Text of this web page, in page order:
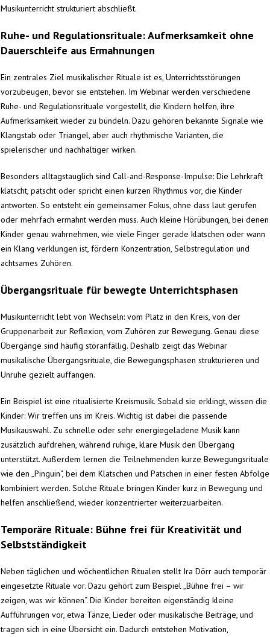
Musikunterricht strukturiert abschließt.
Ruhe- und Regulationsrituale: Aufmerksamkeit ohne
Dauerschleife aus Ermahnungen
Ein zentrales Ziel musikalischer Rituale ist es, Unterrichtsstörungen
vorzubeugen, bevor sie entstehen. Im Webinar werden verschiedene
Ruhe- und Regulationsrituale vorgestellt, die Kindern helfen, ihre
Aufmerksamkeit wieder zu bündeln. Dazu gehören bekannte Signale wie
Klangstab oder Triangel, aber auch rhythmische Varianten, die
spielerischer und nachhaltiger wirken.
Besonders alltagstauglich sind Call-and-Response-Impulse: Die Lehrkraft
klatscht, patscht oder spricht einen kurzen Rhythmus vor, die Kinder
antworten. So entsteht ein gemeinsamer Fokus, ohne dass laut gerufen
oder mehrfach ermahnt werden muss. Auch kleine Hörübungen, bei denen
Kinder genau wahrnehmen, wie viele Finger gerade klatschen oder wann
ein Klang verklungen ist, fördern Konzentration, Selbstregulation und
achtsames Zuhören.
Übergangsrituale für bewegte Unterrichtsphasen
Musikunterricht lebt von Wechseln: vom Platz in den Kreis, von der
Gruppenarbeit zur Reflexion, vom Zuhören zur Bewegung. Genau diese
Übergänge sind häufig störanfällig. Deshalb zeigt das Webinar
musikalische Übergangsrituale, die Bewegungsphasen strukturieren und
Unruhe gezielt auffangen.
Ein Beispiel ist eine ritualisierte Kreismusik. Sobald sie erklingt, wissen die
Kinder: Wir treffen uns im Kreis. Wichtig ist dabei die passende
Musikauswahl. Zu schnelle oder sehr energiegeladene Musik kann
zusätzlich aufdrehen, während ruhige, klare Musik den Übergang
unterstützt. Außerdem lernen die Teilnehmenden kurze Bewegungsrituale
wie den „Pinguin“, bei dem Klatschen und Patschen in einer festen Abfolge
kombiniert werden. Solche Rituale bringen Kinder kurz in Bewegung und
helfen anschließend, wieder konzentrierter weiterzuarbeiten.
Temporäre Rituale: Bühne frei für Kreativität und
Selbstständigkeit
Neben täglichen und wöchentlichen Ritualen stellt Ira Dörr auch temporär
eingesetzte Rituale vor. Dazu gehört zum Beispiel „Bühne frei – wir
zeigen, was wir können“. Die Kinder bereiten eigenständig kleine
Aufführungen vor, etwa Tänze, Lieder oder musikalische Beiträge, und
tragen sich in eine Übersicht ein. Dadurch entstehen Motivation,